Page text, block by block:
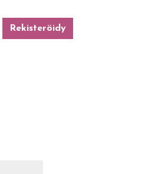
Rekisteröidy